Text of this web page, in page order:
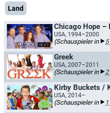
Land
Chicago Hope –
USA, 1994–2000
(Schauspieler in 5
Greek
USA, 2007–2011
(Schauspieler in 2
Kirby Buckets /
USA, 2014–
(Schauspieler in